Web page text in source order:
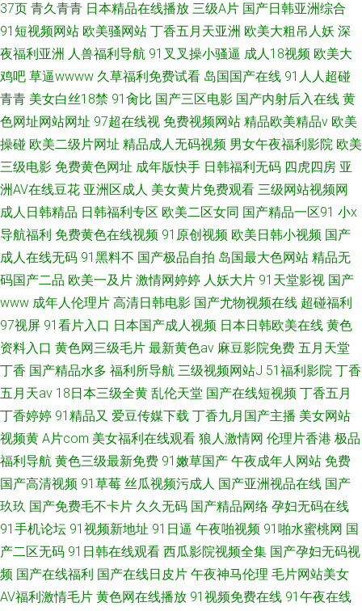
37页 青久青青 日本精品在线播放 三级A片 国产日韩亚洲综合
91短视频网站 欧美骚网站 丁香五月天亚洲 欧美大粗吊人妖 深
夜福利亚洲 人兽福利导航 91叉叉操小骚逼 成人18视频 欧美大
鸡吧 草逼wwww 久草福利免费试看 岛国国产在线 91人人超碰
青青 美女白丝18禁 91肏比 国产三区电影 国产内射后入在线 黄
色网址网站网址 97超在线视 免费视频网站 精品欧美精品v 欧美
操碰 欧美二级片网址 精品成人无码视频 男女午夜福利影院 欧美
三级电影 免费黄色网址 成年版快手 日韩福利无码 四虎四房 亚
洲AV在线豆花 亚洲区成人 美女黄片免费观看 三级网站视频网
成人日韩精品 日韩福利专区 欧美二区女同 国产精品一区91 小x
导航福利 免费黄色在线视频 91原创视频 欧美日韩小视频 国产
成人在线无码 91黑料不 国产极品自拍 岛国最大色网站 精品无
码国产二品 欧美一及片 激情网婷婷 人妖大片 91天堂影视 国产
www 成年人伦理片 高清日韩电影 国产尤物视频在线 超碰福利
97视屏 91看片入口 日本国产成人视频 日本日韩欧美在线 黄色
资料入口 黄色网三级毛片 最新黄色av 麻豆影院免费 五月天堂
丁香 国产精品水多 福利所导航 三级视频网站J 51福利影院 丁香
五月天av 18日本三级全黄 乱伦天堂 国产在线短视频 丁香五月
丁香婷婷 91精品又 爱豆传媒下载 丁香九月国产主播 美女网站
视频黄 A片com 美女福利在线观看 狼人激情网 伦理片香港 极品
福利导航 黄色三级最新免费 91嫩草国产 午夜成年人网站 免费
国产高清视频 91草莓 丝瓜视频污成人 国产亚洲视品在线 国产
玖玖 国产免费毛不卡片 久久无码 国产精品网络 孕妇无码在线
91手机论坛 91视频新地址 91日逼 午夜啪视频 91啪水蜜桃网 国
产二区无码 91日韩在线观看 西瓜影院视频全集 国产孕妇无码视
频 国产在线福利 国产在线日皮片 午夜神马伦理 毛片网站美女
AV福利激情毛片 黄色网在线播放 91视频免费在线 91午夜在线